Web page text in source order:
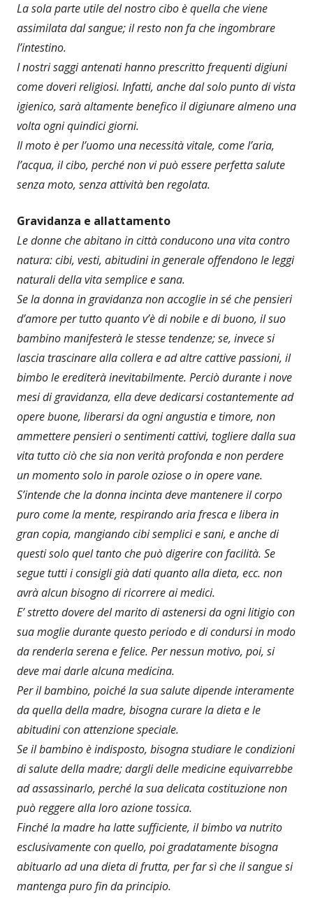
La sola parte utile del nostro cibo è quella che viene
assimilata dal sangue; il resto non fa che ingombrare
l’intestino.
I nostri saggi antenati hanno prescritto frequenti digiuni
come doveri religiosi. Infatti, anche dal solo punto di vista
igienico, sarà altamente benefico il digiunare almeno una
volta ogni quindici giorni.
Il moto è per l’uomo una necessità vitale, come l’aria,
l’acqua, il cibo, perché non vi può essere perfetta salute
senza moto, senza attività ben regolata.
Gravidanza e allattamento
Le donne che abitano in città conducono una vita contro
natura: cibi, vesti, abitudini in generale offendono le leggi
naturali della vita semplice e sana.
Se la donna in gravidanza non accoglie in sé che pensieri
d’amore per tutto quanto v’è di nobile e di buono, il suo
bambino manifesterà le stesse tendenze; se, invece si
lascia trascinare alla collera e ad altre cattive passioni, il
bimbo le erediterà inevitabilmente. Perciò durante i nove
mesi di gravidanza, ella deve dedicarsi costantemente ad
opere buone, liberarsi da ogni angustia e timore, non
ammettere pensieri o sentimenti cattivi, togliere dalla sua
vita tutto ciò che sia non verità profonda e non perdere
un momento solo in parole oziose o in opere vane.
S’intende che la donna incinta deve mantenere il corpo
puro come la mente, respirando aria fresca e libera in
gran copia, mangiando cibi semplici e sani, e anche di
questi solo quel tanto che può digerire con facilità. Se
segue tutti i consigli già dati quanto alla dieta, ecc. non
avrà alcun bisogno di ricorrere ai medici.
E’ stretto dovere del marito di astenersi da ogni litigio con
sua moglie durante questo periodo e di condursi in modo
da renderla serena e felice. Per nessun motivo, poi, si
deve mai darle alcuna medicina.
Per il bambino, poiché la sua salute dipende interamente
da quella della madre, bisogna curare la dieta e le
abitudini con attenzione speciale.
Se il bambino è indisposto, bisogna studiare le condizioni
di salute della madre; dargli delle medicine equivarrebbe
ad assassinarlo, perché la sua delicata costituzione non
può reggere alla loro azione tossica.
Finché la madre ha latte sufficiente, il bimbo va nutrito
esclusivamente con quello, poi gradatamente bisogna
abituarlo ad una dieta di frutta, per far sì che il sangue si
mantenga puro fin da principio.